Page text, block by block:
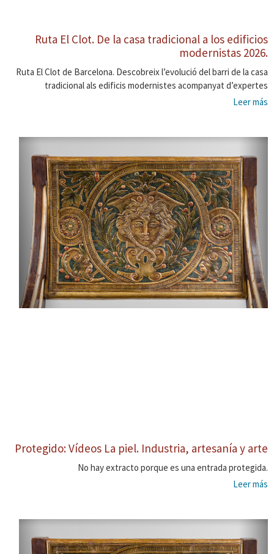
Ruta El Clot. De la casa tradicional a los edificios
modernistas 2026.
Ruta El Clot de Barcelona. Descobreix l’evolució del barri de la casa
tradicional als edificis modernistes acompanyat d’expertes
Leer más
Protegido: Vídeos La piel. Industria, artesanía y arte
No hay extracto porque es una entrada protegida.
Leer más